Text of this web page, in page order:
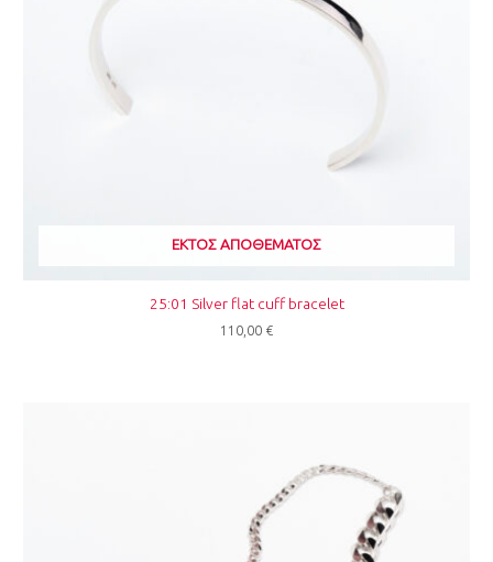
ΕΚΤΌΣ ΑΠΟΘΈΜΑΤΟΣ
25:01 Silver flat cuff bracelet
110,00 €